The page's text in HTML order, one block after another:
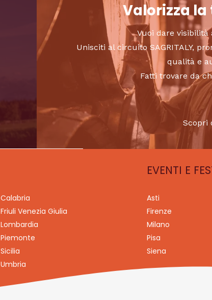
Valorizza
Vuoi dare
Unisciti al circuito SAGRITALY,
qualità e
Fatti trovare da
Scopri
Calabria
Friuli Venezia Giulia
Lombardia
Piemonte
Sicilia
Umbria
EVENTI E
Asti
Firenze
Milano
Pisa
Siena